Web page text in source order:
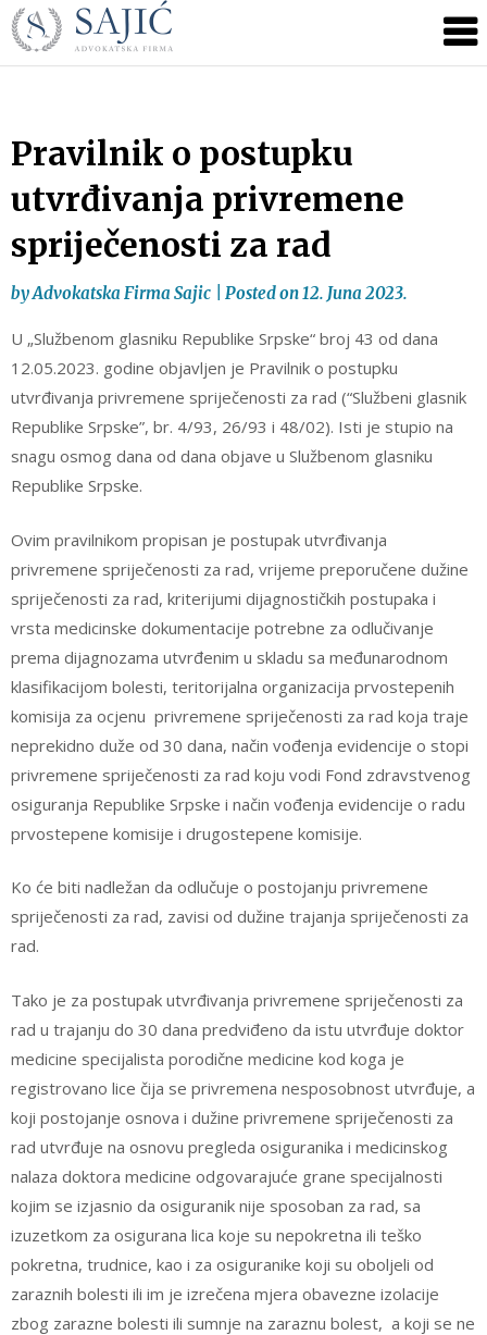
Skip
to
content
Advokatska
Sajić
|
Banja
Luka
Pravilnik o postupku
utvrđivanja privremene
spriječenosti za rad
byAdvokatska Firma Sajic Posted on12. Juna 2023.
U „Službenom glasniku Republike Srpske“ broj 43 od dana
12.05.2023. godine objavljen je Pravilnik o postupku
utvrđivanja privremene spriječenosti za rad (“Službeni glasnik
Republike Srpske”, br. 4/93, 26/93 i 48/02). Isti je stupio na
snagu osmog dana od dana objave u Službenom glasniku
Republike Srpske.
Ovim pravilnikom propisan je postupak utvrđivanja
privremene spriječenosti za rad, vrijeme preporučene dužine
spriječenosti za rad, kriterijumi dijagnostičkih postupaka i
vrsta medicinske dokumentacije potrebne za odlučivanje
prema dijagnozama utvrđenim u skladu sa međunarodnom
klasifikacijom bolesti, teritorijalna organizacija prvostepenih
komisija za ocjenu privremene spriječenosti za rad koja traje
neprekidno duže od 30 dana, način vođenja evidencije o stopi
privremene spriječenosti za rad koju vodi Fond zdravstvenog
osiguranja Republike Srpske i način vođenja evidencije o radu
prvostepene komisije i drugostepene komisije.
Ko će biti nadležan da odlučuje o postojanju privremene
spriječenosti za rad, zavisi od dužine trajanja spriječenosti za
rad.
Tako je za postupak utvrđivanja privremene spriječenosti za
rad u trajanju do 30 dana predviđeno da istu utvrđuje doktor
medicine specijalista porodične medicine kod koga je
registrovano lice čija se privremena nesposobnost utvrđuje, a
koji postojanje osnova i dužine privremene spriječenosti za
rad utvrđuje na osnovu pregleda osiguranika i medicinskog
nalaza doktora medicine odgovarajuće grane specijalnosti
kojim se izjasnio da osiguranik nije sposoban za rad, sa
izuzetkom za osigurana lica koje su nepokretna ili teško
pokretna, trudnice, kao i za osiguranike koji su oboljeli od
zaraznih bolesti ili im je izrečena mjera obavezne izolacije
zbog zarazne bolesti ili sumnje na zaraznu bolest, a koji se ne